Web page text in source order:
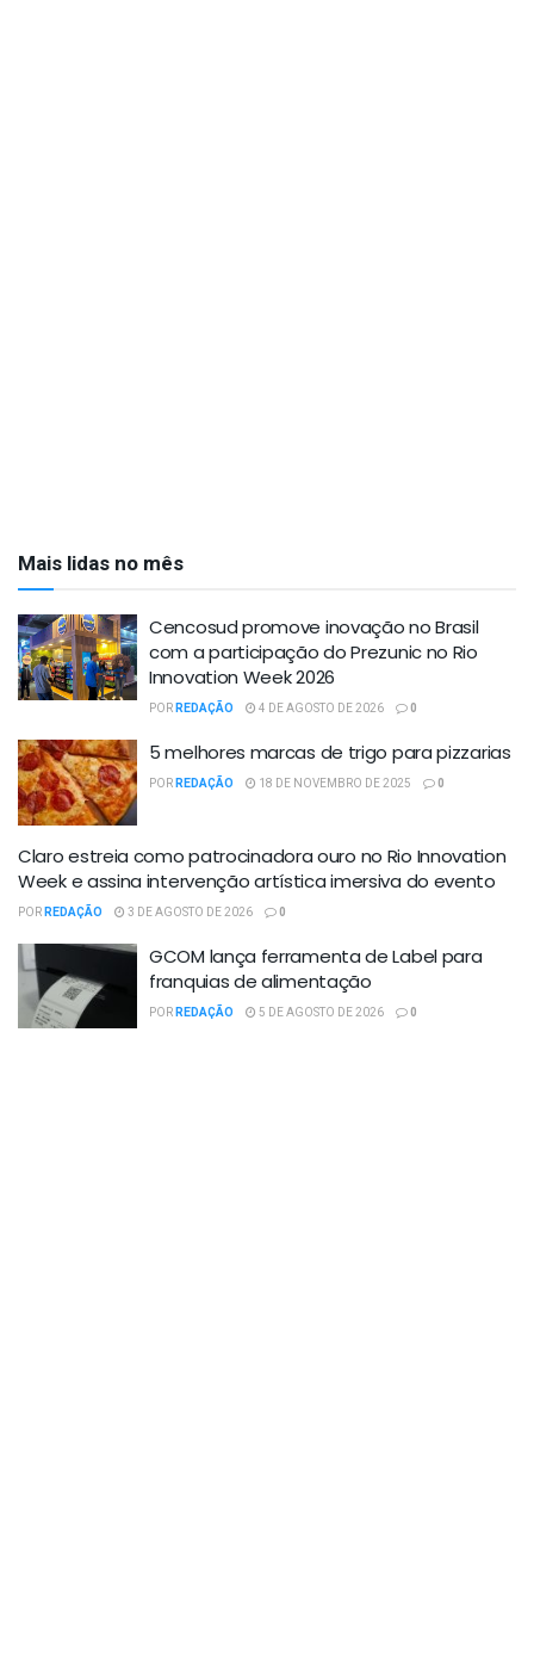
Mais lidas no mês
Cencosud promove inovação no Brasil
com a participação do Prezunic no Rio
Innovation Week 2026
PORREDAÇÃO 4 DE AGOSTO DE 2026 0
5 melhores marcas de trigo para pizzarias
PORREDAÇÃO 18 DE NOVEMBRO DE 2025 0
Claro estreia como patrocinadora ouro no Rio Innovation
Week e assina intervenção artística imersiva do evento
PORREDAÇÃO 3 DE AGOSTO DE 2026 0
GCOM lança ferramenta de Label para
franquias de alimentação
PORREDAÇÃO 5 DE AGOSTO DE 2026 0